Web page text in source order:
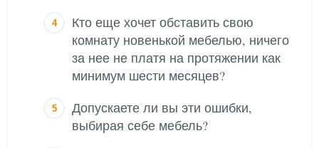
Кто еще хочет обставить свою
комнату новенькой мебелью, ничего
за нее не платя на протяжении как
минимум шести месяцев?
Допускаете ли вы эти ошибки,
выбирая себе мебель?